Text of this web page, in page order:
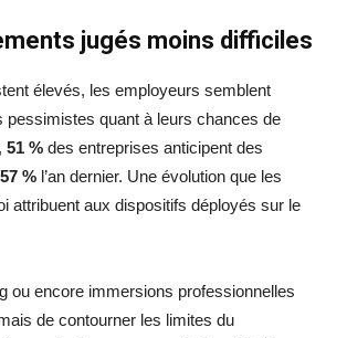
jugés moins difficiles
élevés, les employeurs semblent
pessimistes quant à leurs chances de
51 % des entreprises anticipent des
57 % l’an dernier. Une évolution que les
attribuent aux dispositifs déployés sur le
ou encore immersions professionnelles
de contourner les limites du